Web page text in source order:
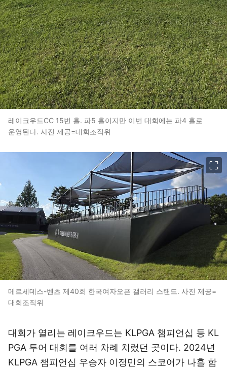
레이크우드CC 15번 홀. 파5 홀이지만 이번 대회에는 파4 홀로
운영된다. 사진 제공=대회조직위
메르세데스-벤츠 제40회 한국여자오픈 갤러리 스탠드. 사진 제공=
대회조직위
대회가 열리는 레이크우드는 KLPGA 챔피언십 등 KL
PGA 투어 대회를 여러 차례 치렀던 곳이다. 2024년
KLPGA 챔피언십 우승자 이정민의 스코어가 나흘 합